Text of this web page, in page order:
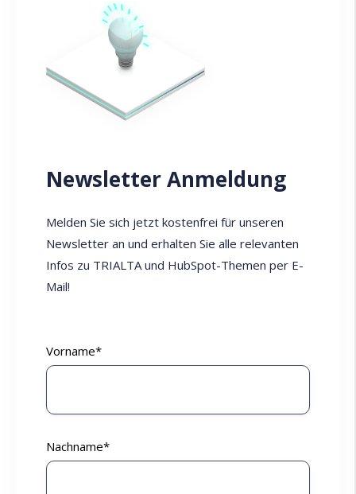
Newsletter Anmeldung
Melden Sie sich jetzt kostenfrei für unseren
Newsletter an und erhalten Sie alle relevanten
Infos zu TRIALTA und HubSpot-Themen per E-
Mail!
Vorname*
Nachname*